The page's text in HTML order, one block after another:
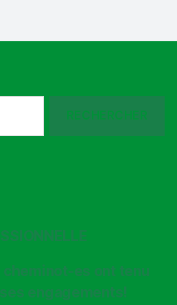
cheminot-es ont tenu
engagements!